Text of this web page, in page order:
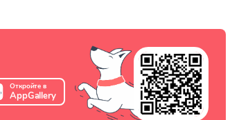
Откройте в
AppGallery